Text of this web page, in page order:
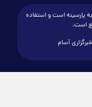
است و استفاده
است.
آسام